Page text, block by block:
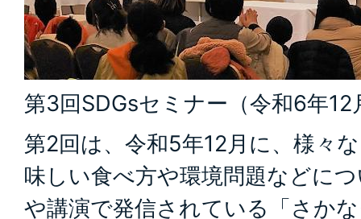
第3回SDGsセミナー（令和6年12
第2回は、令和5年12月に、様々
味しい食べ方や環境問題などに
や講演で発信されている「さか